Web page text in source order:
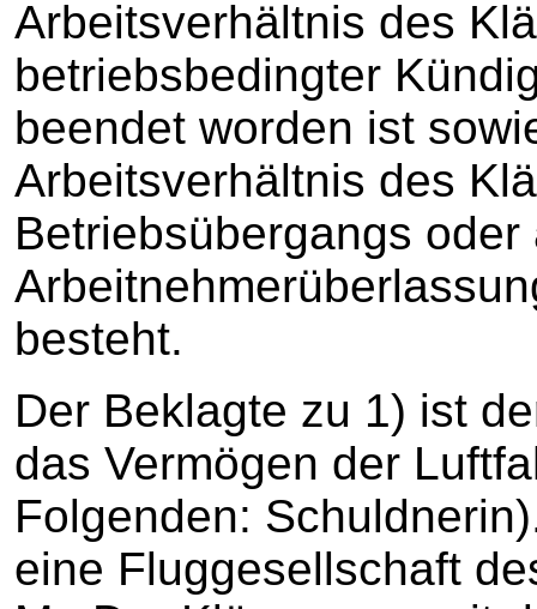
Arbeitsverhältnis des
betriebsbedingter
beendet worden ist
Arbeitsverhältnis des
Betriebsübergangs
besteht.
Der Beklagte zu 1) ist
das Vermögen der
Folgenden:
eine Fluggesellschaft